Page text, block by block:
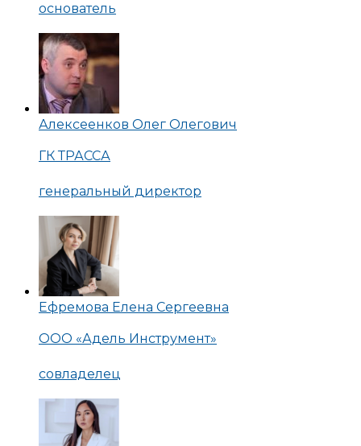
основатель
Алексеенков Олег Олегович
ГК ТРАССА
генеральный директор
Ефремова Елена Сергеевна
ООО «Адель Инструмент»
совладелец